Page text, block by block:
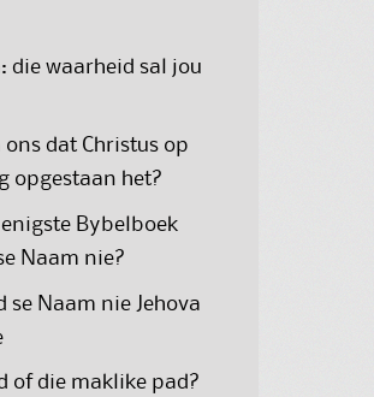
die waarheid sal jou
ons dat Christus op
opgestaan het?
enigste Bybelboek
Naam nie?
se Naam nie Jehova
of die maklike pad?